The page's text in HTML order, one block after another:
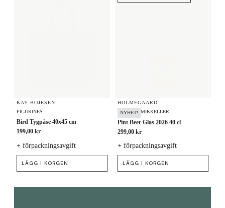
KAY BOJESEN
FIGURINES
Bird Tygpåse 40x45 cm
199,00 kr
+ förpackningsavgift
LÄGG I KORGEN
HOLMEGAARD
NYHET! MIKKELLER
Pint Beer Glas 2026 40 cl
299,00 kr
+ förpackningsavgift
LÄGG I KORGEN